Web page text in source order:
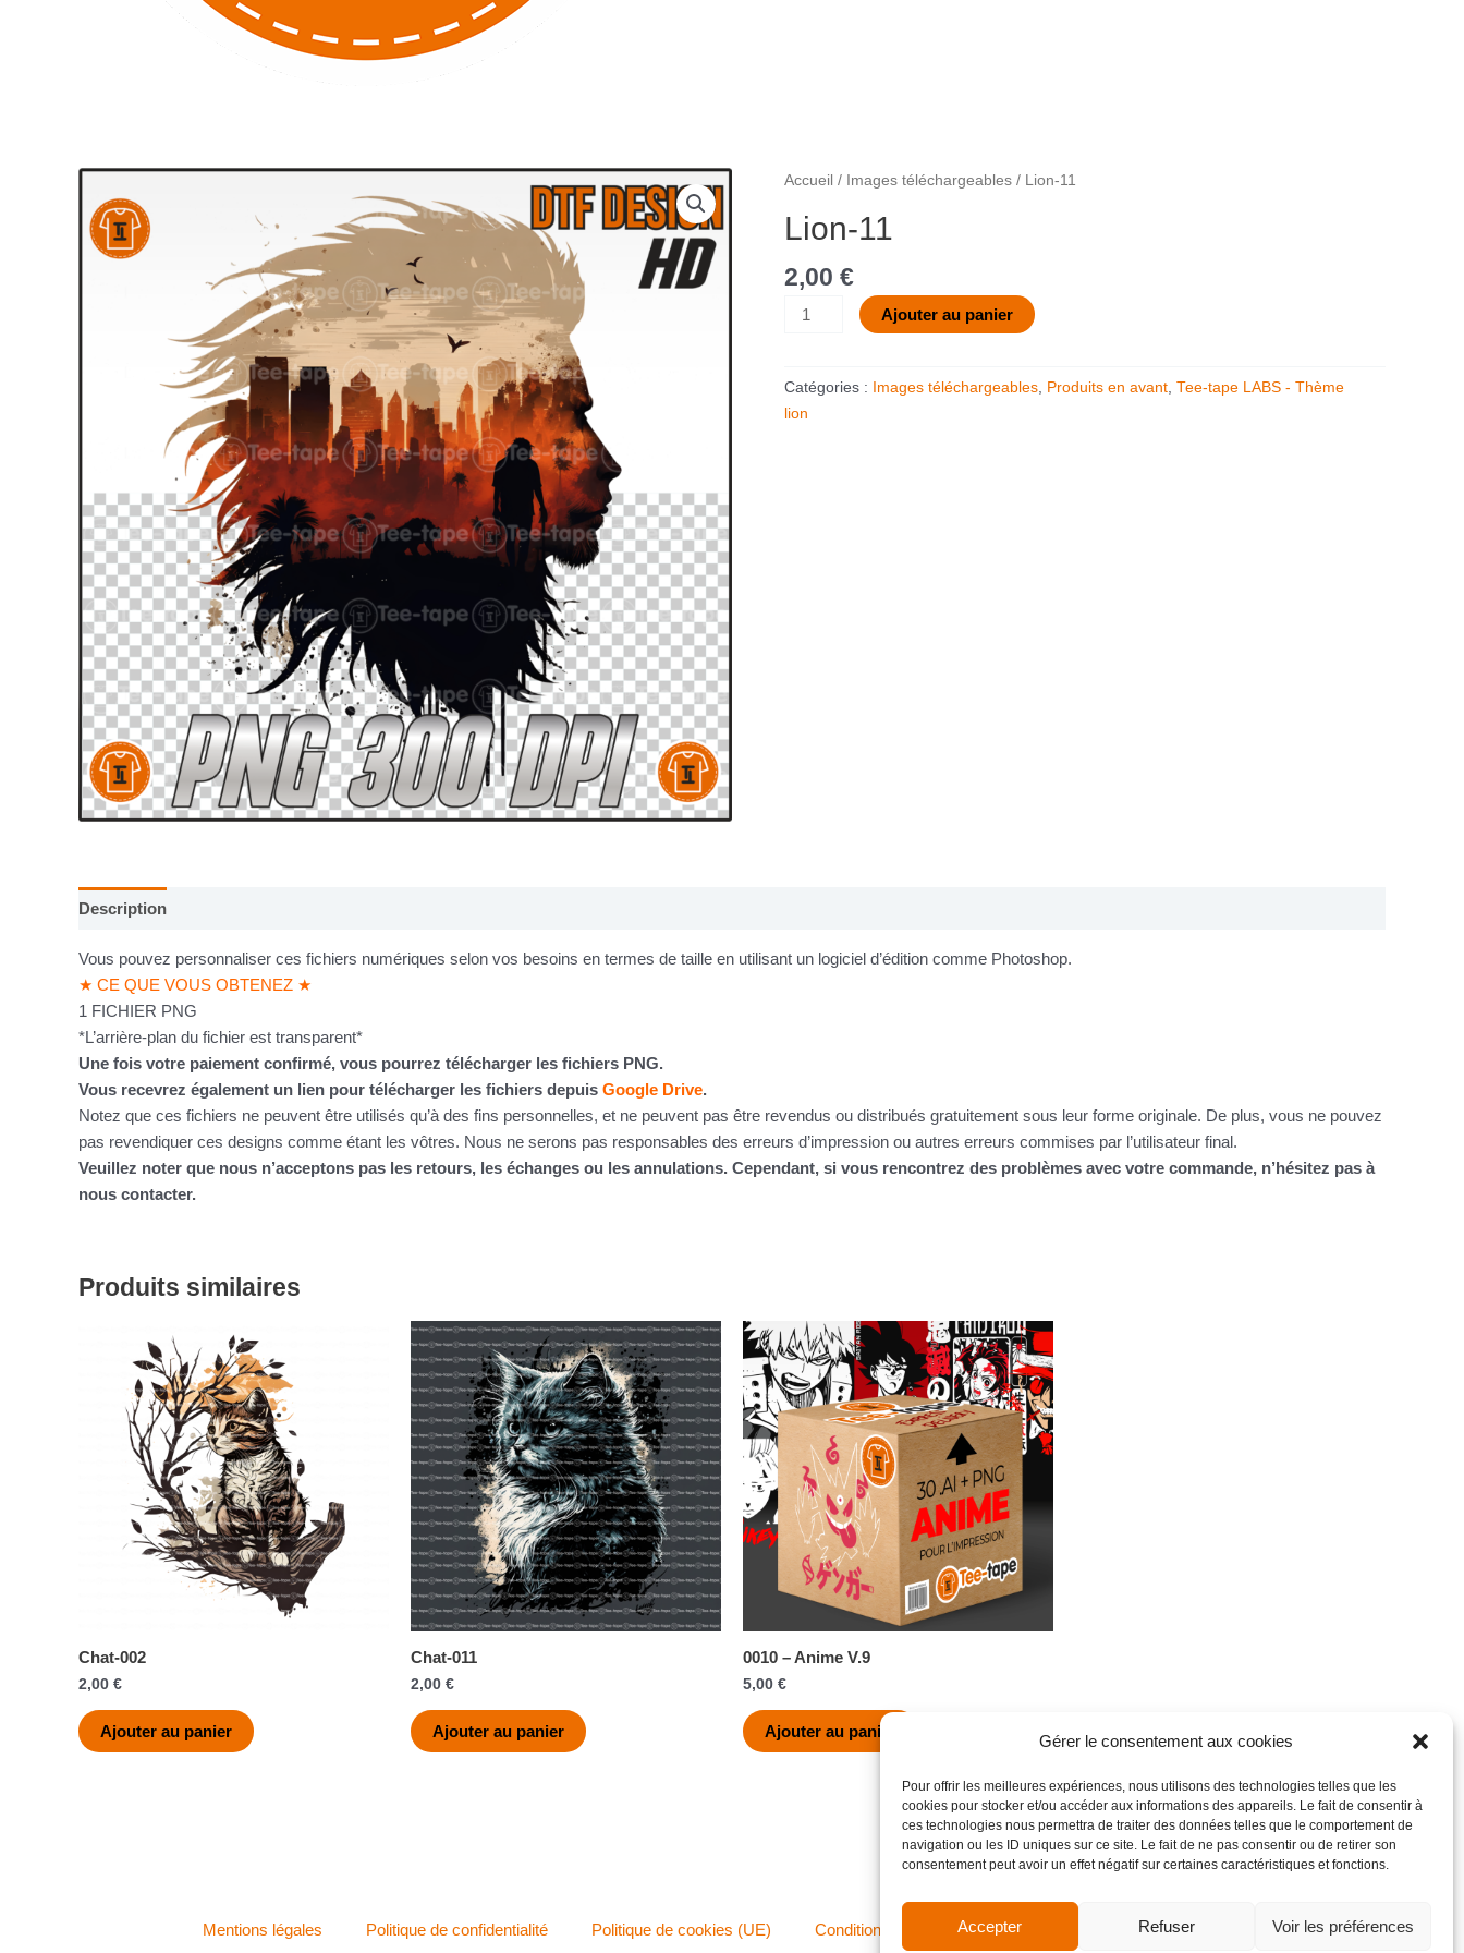
Gérer le consentement aux cookies
Pour offrir les meilleures expériences, nous utilisons des technologies telles que les
cookies pour stocker et/ou accéder aux informations des appareils. Le fait de consentir à
ces technologies nous permettra de traiter des données telles que le comportement de
navigation ou les ID uniques sur ce site. Le fait de ne pas consentir ou de retirer son
consentement peut avoir un effet négatif sur certaines caractéristiques et fonctions.
Accepter Refuser Voir les préférences
Accueil / Images téléchargeables / Lion-11
Lion-11
2,00 €
quantité
Lion-
Ajouter au panier
Catégories : Images téléchargeables, Produits en avant, Tee-tape LABS - Thème
lion
Description
Vous pouvez personnaliser ces fichiers numériques selon vos besoins en termes de taille en utilisant un logiciel d’édition comme Photoshop.
★ CE QUE VOUS OBTENEZ ★
1 FICHIER PNG
*L’arrière-plan du fichier est transparent*
Une fois votre paiement confirmé, vous pourrez télécharger les fichiers PNG.
Vous recevrez également un lien pour télécharger les fichiers depuis Google Drive.
Notez que ces fichiers ne peuvent être utilisés qu’à des fins personnelles, et ne peuvent pas être revendus ou distribués gratuitement sous leur forme originale. De plus, vous ne pouvez
pas revendiquer ces designs comme étant les vôtres. Nous ne serons pas responsables des erreurs d’impression ou autres erreurs commises par l’utilisateur final.
Veuillez noter que nous n’acceptons pas les retours, les échanges ou les annulations. Cependant, si vous rencontrez des problèmes avec votre commande, n’hésitez pas à
nous contacter.
Produits similaires
Chat-002
2,00 €
Ajouter au panier
Chat-011
2,00 €
Ajouter au panier
0010 – Anime V.9
5,00 €
Ajouter au panier
Mentions légales Politique de confidentialité Politique de cookies (UE) Conditions générales de vente Site réalisé par VBAUDRY